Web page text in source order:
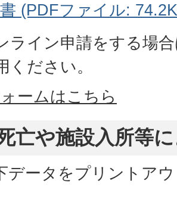
(PDFファイル:
ライン申請をする場
ください。
ームはこちら
亡や施設入所等
データをプリントア